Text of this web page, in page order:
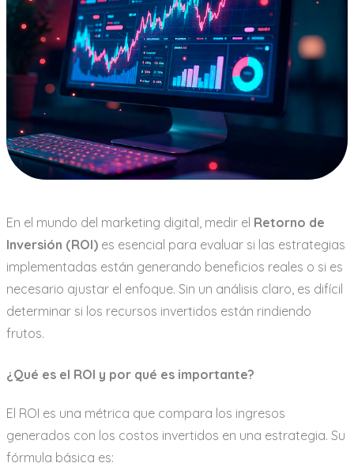
En el mundo del marketing digital, medir el Retorno de
Inversión (ROI) es esencial para evaluar si las estrategias
implementadas están generando beneficios reales o si es
necesario ajustar el enfoque. Sin un análisis claro, es difícil
determinar si los recursos invertidos están rindiendo
frutos.
¿Qué es el ROI y por qué es importante?
El ROI es una métrica que compara los ingresos
generados con los costos invertidos en una estrategia. Su
fórmula básica es: